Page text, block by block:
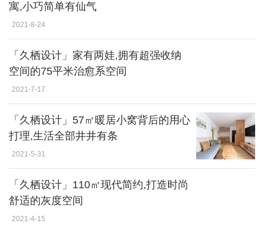
寓,小巧简单有仙气
2021-8-24
「久栖设计」家有两娃,拥有超强收纳
空间的75平米治愈系空间
2021-7-17
「久栖设计」57㎡暖居小窝背后的用心
打理,生活全部井井有条
2021-5-31
「久栖设计」110㎡现代简约,打造时尚
舒适的灰度空间
2021-4-15